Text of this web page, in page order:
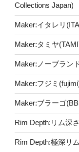
Collections Japan)
Maker:イタレリ
Maker:タミヤ
Maker:ノーブラン
Maker:フジミ
Maker:ブラーゴ
Rim Depth:リム深
Rim Depth:極深リ